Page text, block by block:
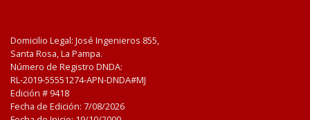
Domicilio Legal: José Ingenieros 855,
Santa Rosa, La Pampa.
Número de Registro DNDA:
RL-2019-55551274-APN-DNDA#MJ
Edición # 9418
Fecha de Edición: 7/08/2026